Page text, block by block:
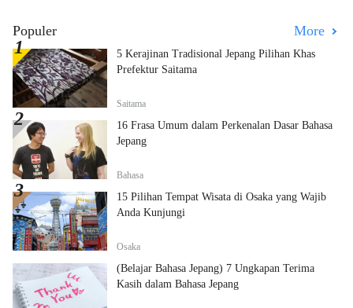
Populer More
5 Kerajinan Tradisional Jepang Pilihan Khas
Prefektur Saitama
Saitama
16 Frasa Umum dalam Perkenalan Dasar Bahasa
Jepang
Bahasa
15 Pilihan Tempat Wisata di Osaka yang Wajib
Anda Kunjungi
Osaka
(Belajar Bahasa Jepang) 7 Ungkapan Terima
Kasih dalam Bahasa Jepang